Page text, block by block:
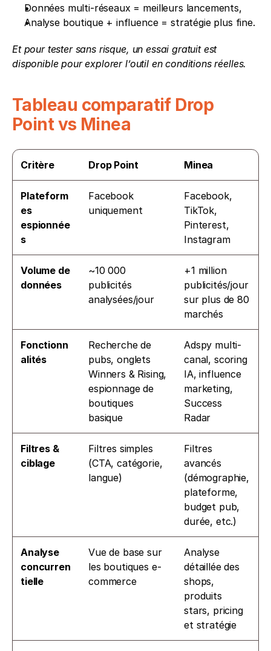
Données multi-réseaux = meilleurs lancements,
Analyse boutique + influence = stratégie plus fine.
Et pour tester sans risque, un essai gratuit est
disponible pour explorer l’outil en conditions réelles.
Tableau comparatif Drop
Point vs Minea
Critère Drop Point Minea
Plateform
es
espionnée
s
Facebook
uniquement
Facebook,
TikTok,
Pinterest,
Instagram
Volume de
données
~10 000
publicités
analysées/jour
+1 million
publicités/jour
sur plus de 80
marchés
Fonctionn
alités
Recherche de
pubs, onglets
Winners & Rising,
espionnage de
boutiques
basique
Adspy multi-
canal, scoring
IA, influence
marketing,
Success
Radar
Filtres &
ciblage
Filtres simples
(CTA, catégorie,
langue)
Filtres
avancés
(démographie,
plateforme,
budget pub,
durée, etc.)
Analyse
concurren
tielle
Vue de base sur
les boutiques e-
commerce
Analyse
détaillée des
shops,
produits
stars, pricing
et stratégie